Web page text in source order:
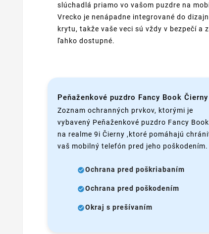
slúchadlá priamo vo vašom puzdre na
Vrecko je nenápadne integrované do
krytu, takže vaše veci sú vždy v bezpečí a
ľahko dostupné.
Peňaženkové puzdro Fancy Book Čierny
Zoznam ochranných prvkov, ktorými je
vybavený Peňaženkové puzdro Fancy Book
na realme 9i Čierny ,ktoré pomáhajú
vaš mobilný telefón pred jeho poškodením.
Ochrana pred poškriabaním
Ochrana pred poškodením
Okraj s prešívaním